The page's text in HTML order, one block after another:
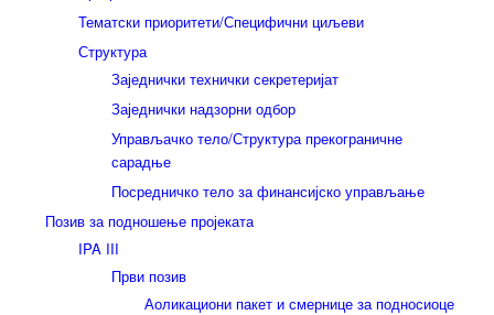
Тематски приоритети/Специфични циљеви
Структура
Заједнички технички секретеријат
Заједнички надзорни одбор
Управљачко тело/Структура прекограничне
сарадње
Посредничко тело за финансијско управљање
Позив за подношење пројеката
IPA III
Први позив
Аоликациони пакет и смернице за подносиоце